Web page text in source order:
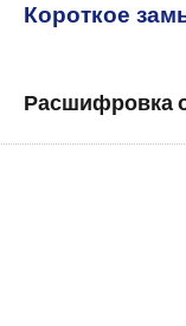
Короткое
Расшифровка